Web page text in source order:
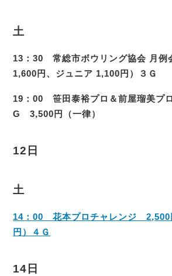
土
13：30 常総市ボウリング協会 月
1,600円、ジュニア 1,100円）３Ｇ
19：00 笹田泰裕プロ＆前屋瑠美プ
G 3,500円（一律）
12日
土
14：00 花本プロチャレンジ 2,500
円）４Ｇ
14日